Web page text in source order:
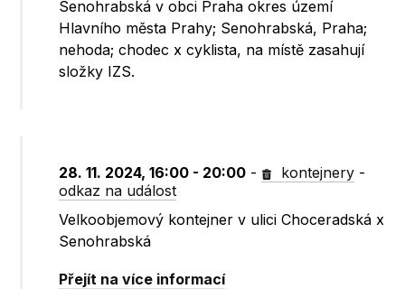
Senohrabská v obci Praha okres území
Hlavního města Prahy; Senohrabská, Praha;
nehoda; chodec x cyklista, na místě zasahují
složky IZS.
28. 11. 2024, 16:00 - 20:00 - kontejnery -
odkaz na událost
Velkoobjemový kontejner v ulici Choceradská x
Senohrabská
Přejít na více informací